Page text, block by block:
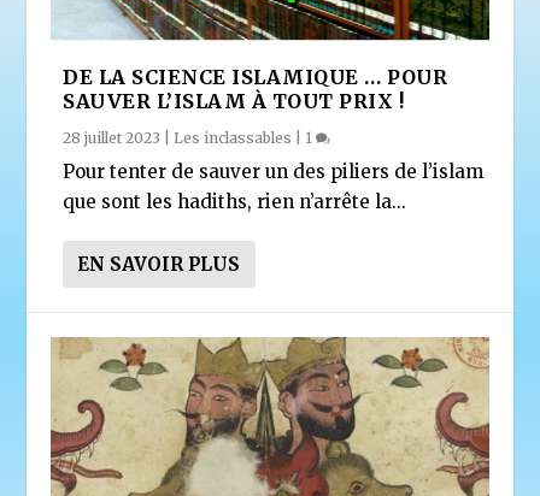
DE LA SCIENCE ISLAMIQUE … POUR
SAUVER L’ISLAM À TOUT PRIX !
28 juillet 2023 Les inclassables 1
Pour tenter de sauver un des piliers de l’islam
que sont les hadiths, rien n’arrête la...
EN SAVOIR PLUS